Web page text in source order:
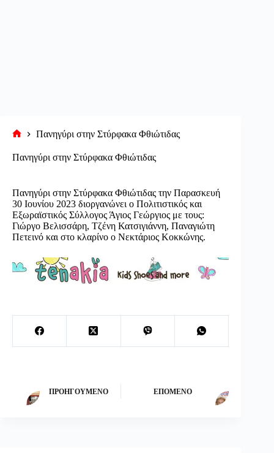
σελίδα
Πανηγύρι στην Στύρφακα Φθιώτιδας
Πανηγύρι στην Στύρφακα Φθιώτιδας
Πανηγύρι στην Στύρφακα Φθιώτιδας την Παρασκευή
30 Ιουνίου 2023 διοργανώνει ο Πολιτιστικός και
Εξωραϊστικός Σύλλογος Άγιος Γεώργιος με τους:
Γιώργο Βελισσάρη, Τζένη Κατσιγιάννη, Παναγιώτη
Πετεινό και στο κλαρίνο ο Νεκτάριος Κοκκώνης.
ΠΡΟΗΓΟΎΜΕΝΟ ΕΠΌΜΕΝΟ